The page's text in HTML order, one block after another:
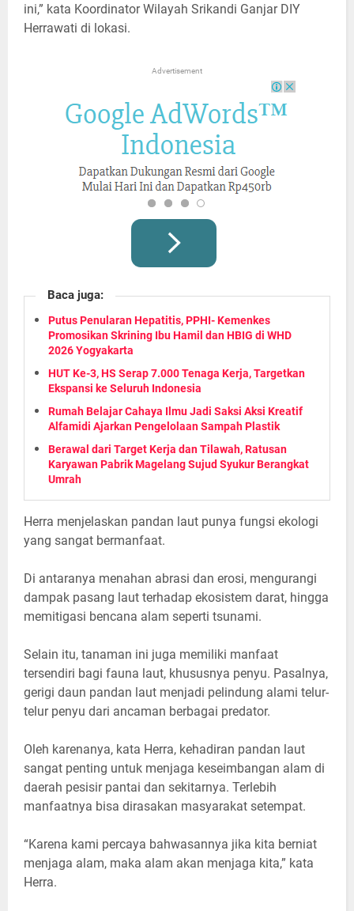
ini,” kata Koordinator Wilayah Srikandi Ganjar DIY
Herrawati di lokasi.
Advertisement
Baca juga:
Putus Penularan Hepatitis, PPHI- Kemenkes
Promosikan Skrining Ibu Hamil dan HBIG di WHD
2026 Yogyakarta
HUT Ke-3, HS Serap 7.000 Tenaga Kerja, Targetkan
Ekspansi ke Seluruh Indonesia
Rumah Belajar Cahaya Ilmu Jadi Saksi Aksi Kreatif
Alfamidi Ajarkan Pengelolaan Sampah Plastik
Berawal dari Target Kerja dan Tilawah, Ratusan
Karyawan Pabrik Magelang Sujud Syukur Berangkat
Umrah
Herra menjelaskan pandan laut punya fungsi ekologi
yang sangat bermanfaat.
Di antaranya menahan abrasi dan erosi, mengurangi
dampak pasang laut terhadap ekosistem darat, hingga
memitigasi bencana alam seperti tsunami.
Selain itu, tanaman ini juga memiliki manfaat
tersendiri bagi fauna laut, khususnya penyu. Pasalnya,
gerigi daun pandan laut menjadi pelindung alami telur-
telur penyu dari ancaman berbagai predator.
Oleh karenanya, kata Herra, kehadiran pandan laut
sangat penting untuk menjaga keseimbangan alam di
daerah pesisir pantai dan sekitarnya. Terlebih
manfaatnya bisa dirasakan masyarakat setempat.
“Karena kami percaya bahwasannya jika kita berniat
menjaga alam, maka alam akan menjaga kita,” kata
Herra.